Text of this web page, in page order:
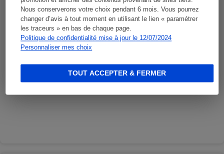
Nous conserverons votre choix pendant 6 mois. Vous pourrez
changer d’avis à tout moment en utilisant le lien « paramétrer
les traceurs » en bas de chaque page.
Politique de confidentialité mise à jour le 12/07/2024
Personnaliser mes choix
TOUT ACCEPTER & FERMER